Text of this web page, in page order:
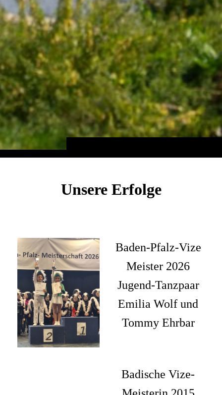
Unsere Erfolge
Baden-Pfalz-Vize
Meister 2026
Jugend-Tanzpaar
Emilia Wolf und
Tommy Ehrbar
Badische Vize-